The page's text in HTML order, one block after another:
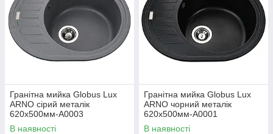
Гранітна мийка Globus Lux
ARNO сірий металік
620х500мм-А0003
В наявності
Гранітна мийка Globus Lux
ARNO чорний металік
620х500мм-А0001
В наявності